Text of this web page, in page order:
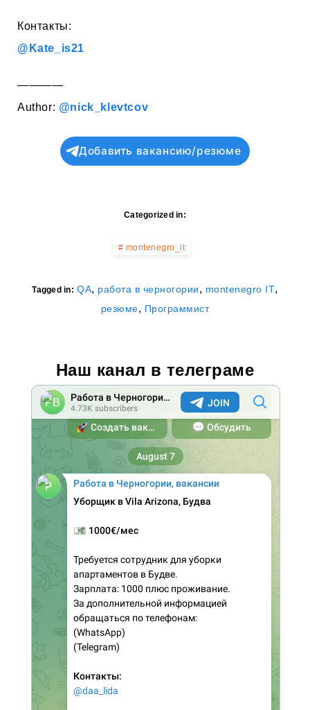
Контакты:
@Kate_is21
————
Author: @nick_klevtcov
Добавить вакансию/резюме
Categorized in:
montenegro_it
Tagged in: QA, работа в черногории, montenegro IT,
резюме, Программист
Наш канал в телеграме